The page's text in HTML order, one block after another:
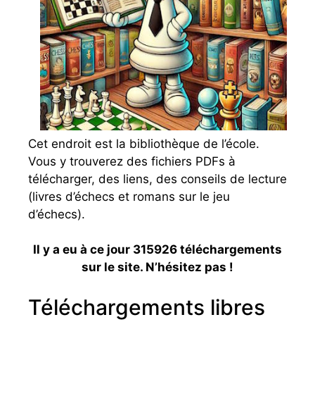
Cet endroit est la bibliothèque de l’école.
Vous y trouverez des fichiers PDFs à
télécharger, des liens, des conseils de lecture
(livres d’échecs et romans sur le jeu
d’échecs).
Il y a eu à ce jour 315926 téléchargements
sur le site. N’hésitez pas !
Téléchargements libres